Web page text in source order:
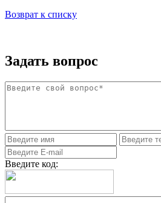
Возврат к списку
Задать вопрос
Введите код: